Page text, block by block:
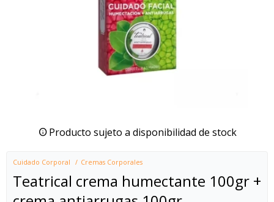
Producto sujeto a disponibilidad de stock
Cuidado Corporal Cremas Corporales
Teatrical crema humectante 100gr +